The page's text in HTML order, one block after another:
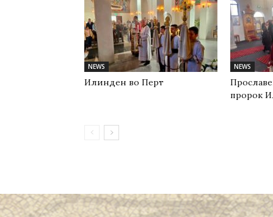
NEWS
Илинден во Перт
NEWS
пророк